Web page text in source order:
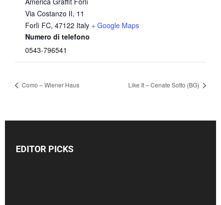
Via Costanzo II, 11
Forlì FC, 47122 Italy + Google Maps
Numero di telefono
0543-796541
Como – Wiener Haus Like It – Cenate Sotto (BG)
EDITOR PICKS